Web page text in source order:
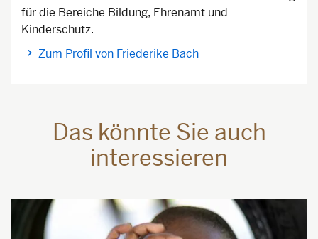
für die Bereiche Bildung, Ehrenamt und
Kinderschutz.
Zum Profil von Friederike Bach
Das könnte Sie auch
interessieren